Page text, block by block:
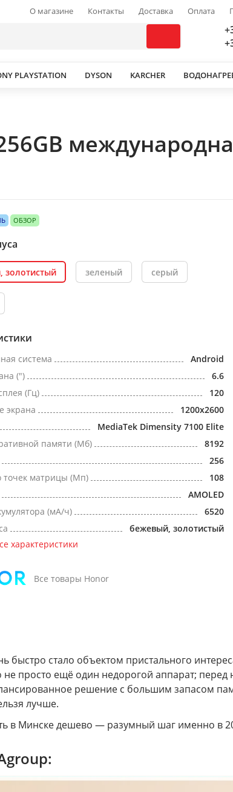
О магазине Контакты Доставка Оплата
PLAYSTATION DYSON KARCHER
ОБЗОР
золотистый зеленый серый
система
Android
(")
6.6
(Гц)
120
экрана
1200x2600
MediaTek Dimensity 7100 Elite
памяти (Мб)
8192
256
точек матрицы (Мп)
108
AMOLED
(мА/ч)
6520
бежевый, золотистый
характеристики
Все товары Honor
стало объектом пристального
просто ещё один недорогой аппарат;
решение с большим запасом
лучше.
в Минске дешево — разумный шаг именно в